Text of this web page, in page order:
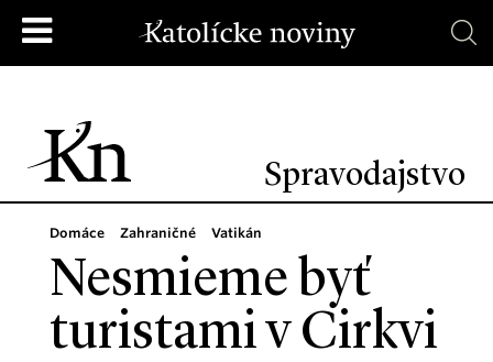
Spravodajstvo
Domáce Zahraničné Vatikán
Nesmieme byť
turistami v Cirkvi